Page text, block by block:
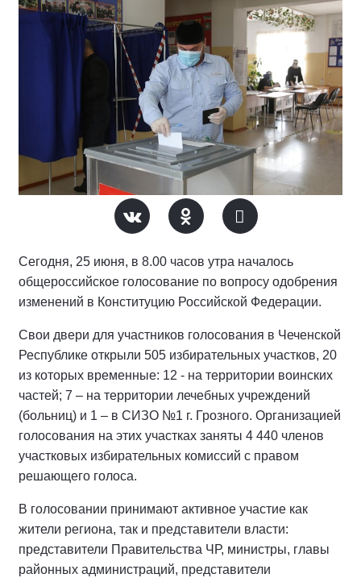
Сегодня, 25 июня, в 8.00 часов утра началось
общероссийское голосование по вопросу одобрения
изменений в Конституцию Российской Федерации.
Свои двери для участников голосования в Чеченской
Республике открыли 505 избирательных участков, 20
из которых временные: 12 - на территории воинских
частей; 7 – на территории лечебных учреждений
(больниц) и 1 – в СИЗО №1 г. Грозного. Организацией
голосования на этих участках заняты 4 440 членов
участковых избирательных комиссий с правом
решающего голоса.
В голосовании принимают активное участие как
жители региона, так и представители власти:
представители Правительства ЧР, министры, главы
районных администраций, представители